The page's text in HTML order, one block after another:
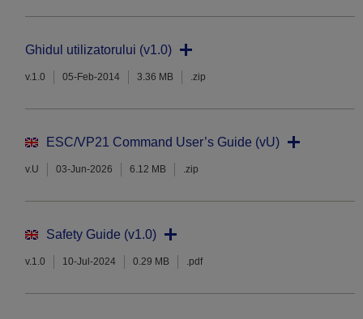
Ghidul utilizatorului (v1.0)
v.1.0 05-Feb-2014 3.36 MB .zip
ESC/VP21 Command User’s Guide (vU)
v.U 03-Jun-2026 6.12 MB .zip
Safety Guide (v1.0)
v.1.0 10-Jul-2024 0.29 MB .pdf